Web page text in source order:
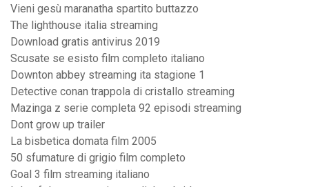
Vieni gesù maranatha spartito buttazzo
The lighthouse italia streaming
Download gratis antivirus 2019
Scusate se esisto film completo italiano
Downton abbey streaming ita stagione 1
Detective conan trappola di cristallo streaming
Mazinga z serie completa 92 episodi streaming
Dont grow up trailer
La bisbetica domata film 2005
50 sfumature di grigio film completo
Goal 3 film streaming italiano